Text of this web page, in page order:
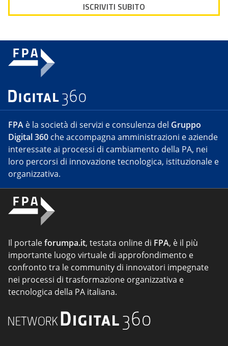
ISCRIVITI SUBITO
FPA è la società di servizi e consulenza del Gruppo
Digital 360 che accompagna amministrazioni e aziende
interessate ai processi di cambiamento della PA, nei
loro percorsi di innovazione tecnologica, istituzionale e
organizzativa.
Il portaleforumpa.it, testata online di FPA, è il più
importante luogo virtuale di approfondimento e
confronto tra le community di innovatori impegnate
nei processi di trasformazione organizzativa e
tecnologica della PA italiana.